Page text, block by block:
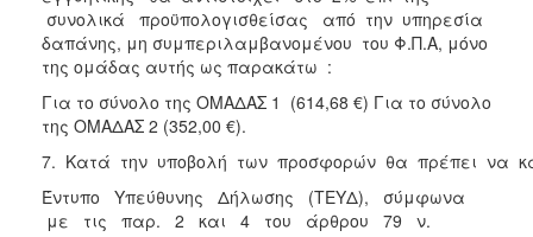
συνολικά προϋπολογισθείσας από την υπηρεσία
δαπάνης, μη συμπεριλαμβανομένου του Φ.Π.Α, μόνο
της ομάδας αυτής ως παρακάτω :
Για το σύνολο της ΟΜΑΔΑΣ 1 (614,68 €) Για το σύνολο
της ΟΜΑΔΑΣ 2 (352,00 €).
7. Κατά την υποβολή των προσφορών θα πρέπει να
Έντυπο Υπεύθυνης Δήλωσης (ΤΕΥΔ), σύμφωνα
με τις παρ. 2 και 4 του άρθρου 79 ν.